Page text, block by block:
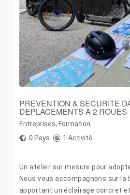
PREVENTION & SECURITE
DEPLACEMENTS A 2 ROUES
Entreprises, Formation
0 Pays
1 Activité
Un atelier sur mesure pour
Nous vous accompagnons sur la
apportant un éclairage concret